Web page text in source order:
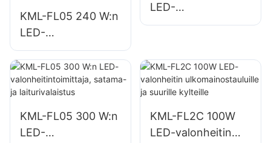
KML-FL05 240 W:n
LED-
valonheitintoimittaj
a, sopii
teollisuuslaitoksiin,
mainostauluihin ja
suurten kylttien
valaistukseen.
LED-
valonheitintoimittaj
puistovalaistus
KML-FL05 300 W:n
LED-
KML-FL2C 100W
LED-valonheitin